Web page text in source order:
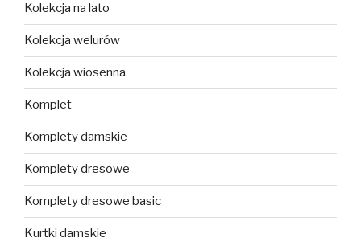
Kolekcja na lato
Kolekcja welurów
Kolekcja wiosenna
Komplet
Komplety damskie
Komplety dresowe
Komplety dresowe basic
Kurtki damskie